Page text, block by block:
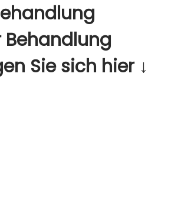
Behandlung
Sie sich hier ↓